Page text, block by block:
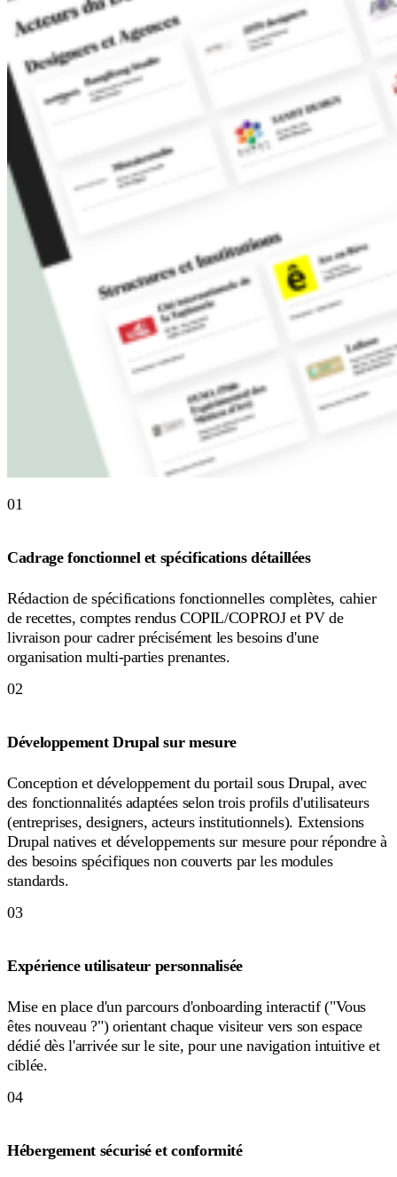
01
Cadrage fonctionnel et spécifications détaillées
Rédaction de spécifications fonctionnelles complètes, cahier
de recettes, comptes rendus COPIL/COPROJ et PV de
livraison pour cadrer précisément les besoins d'une
organisation multi-parties prenantes.
02
Développement Drupal sur mesure
Conception et développement du portail sous Drupal, avec
des fonctionnalités adaptées selon trois profils d'utilisateurs
(entreprises, designers, acteurs institutionnels). Extensions
Drupal natives et développements sur mesure pour répondre à
des besoins spécifiques non couverts par les modules
standards.
03
Expérience utilisateur personnalisée
Mise en place d'un parcours d'onboarding interactif ("Vous
êtes nouveau ?") orientant chaque visiteur vers son espace
dédié dès l'arrivée sur le site, pour une navigation intuitive et
ciblée.
04
Hébergement sécurisé et conformité